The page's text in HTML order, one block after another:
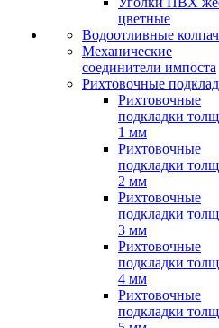
цветные
Водоотливные
Механические
соединители импоста
Рихтовочные
Рихтовочные
подкладки
1 мм
Рихтовочные
подкладки
2 мм
Рихтовочные
подкладки
3 мм
Рихтовочные
подкладки
4 мм
Рихтовочные
подкладки